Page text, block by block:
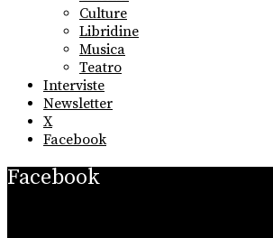
Culture
Libridine
Musica
Teatro
Interviste
Newsletter
X
Facebook
Facebook